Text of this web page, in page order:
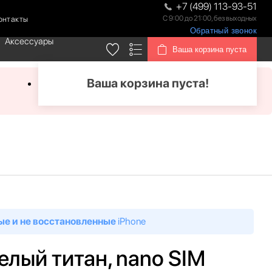
+7 (499) 113-93-51
С 9:00 до 21:00, без выходных
Обратный звонок
Аксессуары
Ваша корзина пуста
Ваша корзина пуста!
и не восстановленныеiPhone
титан, nano SIM